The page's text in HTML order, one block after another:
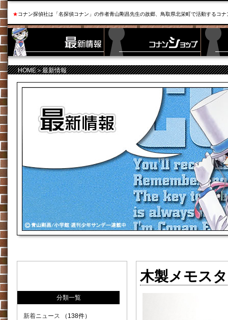
★コナン探偵社は「名探偵コナン」の作者青山剛昌先生の故郷、鳥取県北栄町で活動するコ
HOME＞最新情報
木製メモス
分類一覧
新着ニュース （138件）